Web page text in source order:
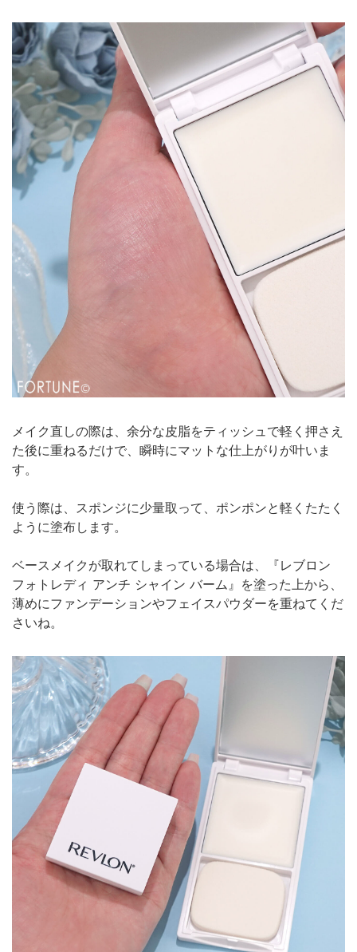
メイク直しの際は、余分な皮脂をティッシュで軽く押さえ
た後に重ねるだけで、瞬時にマットな仕上がりが叶いま
す。
使う際は、スポンジに少量取って、ポンポンと軽くたたく
ように塗布します。
ベースメイクが取れてしまっている場合は、『レブロン
フォトレディ アンチ シャイン バーム』を塗った上から、
薄めにファンデーションやフェイスパウダーを重ねてくだ
さいね。